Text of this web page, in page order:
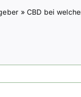
»CBD bei